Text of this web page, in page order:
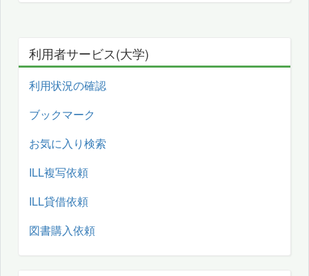
利用者サービス(大学)
利用状況の確認
ブックマーク
お気に入り検索
ILL複写依頼
ILL貸借依頼
図書購入依頼